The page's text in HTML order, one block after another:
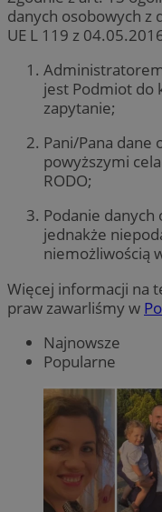
danych osobowych z
UE L 119 z
jest Podmiot do
zapytanie;
Pani/Pana dane
powyższymi
RODO;
Podanie
jednakże
niemożliwością
Więcej informacji na
praw zawarliśmy w
Najnowsze
Popularne